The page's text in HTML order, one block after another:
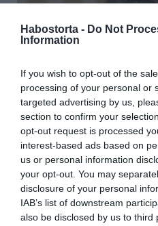
Habostorta - Do Not
Information
If you wish to opt-out of the
processing of your personal or
targeted advertising by us,
section to confirm your
opt-out request is processed
interest-based ads based on
us or personal information
your opt-out. You may
disclosure of your personal
IAB’s list of downstream
also be disclosed by us to third